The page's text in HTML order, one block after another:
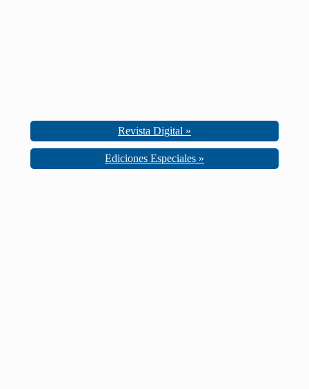
Revista Digital »
Ediciones Especiales »